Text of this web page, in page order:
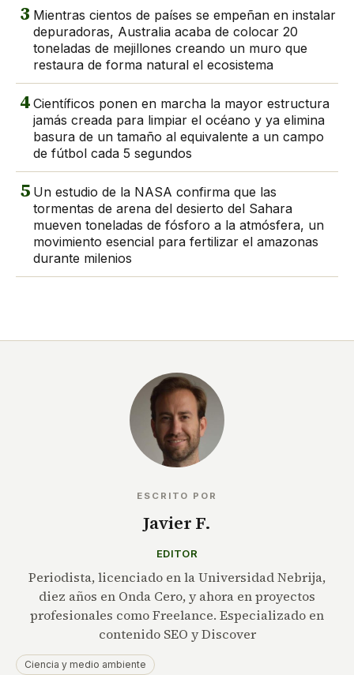
3 Mientras cientos de países se empeñan en instalar
depuradoras, Australia acaba de colocar 20
toneladas de mejillones creando un muro que
restaura de forma natural el ecosistema
4 Científicos ponen en marcha la mayor estructura
jamás creada para limpiar el océano y ya elimina
basura de un tamaño al equivalente a un campo
de fútbol cada 5 segundos
5 Un estudio de la NASA confirma que las
tormentas de arena del desierto del Sahara
mueven toneladas de fósforo a la atmósfera, un
movimiento esencial para fertilizar el amazonas
durante milenios
ESCRITO POR
Javier F.
EDITOR
Periodista, licenciado en la Universidad Nebrija,
diez años en Onda Cero, y ahora en proyectos
profesionales como Freelance. Especializado en
contenido SEO y Discover
Ciencia y medio ambiente